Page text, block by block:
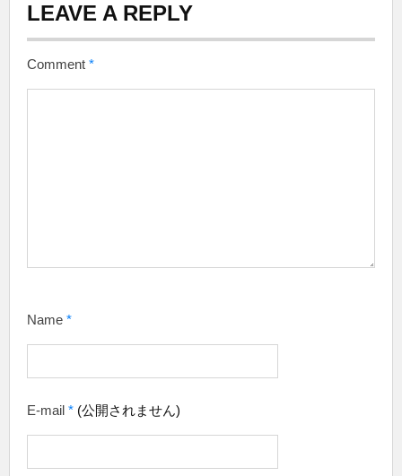
LEAVE A REPLY
Comment *
Name *
E-mail * (公開されません)